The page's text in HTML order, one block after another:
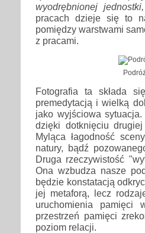
wyodrębnionej
pracach dzieje się to
pomiędzy warstwami
z pracami.
Fotografia ta składa
premedytacją i wielką
jako wyjściowa
dzięki dotknięciu
Myląca łagodność
natury, bądź
Druga rzeczywistość
Ona wzbudza nasze
będzie konstatacją
jej metaforą, lecz
uruchomienia pamięci
przestrzeń pamięci
poziom relacji.